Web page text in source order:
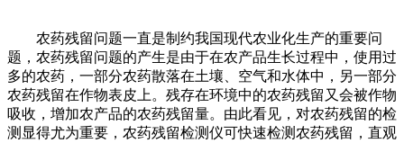
农药残留问题一直是制约我国现代农业化生产的重要问
题，农药残留问题的产生是由于在农产品生长过程中，使用过
多的农药，一部分农药散落在土壤、空气和水体中，另一部分
农药残留在作物表皮上。残存在环境中的农药残留又会被作物
吸收，增加农产品的农药残留量。由此看见，对农药残留的检
测显得尤为重要，农药残留检测仪可快速检测农药残留，直观